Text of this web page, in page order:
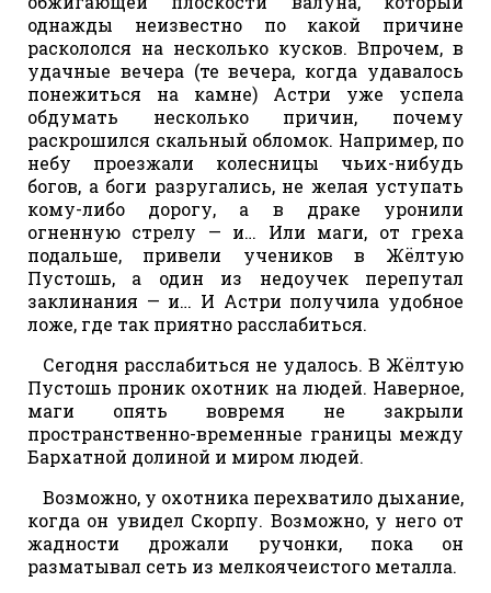
однажды неизвестно по какой причине
раскололся на несколько кусков. Впрочем, в
удачные вечера (те вечера, когда удавалось
понежиться на камне) Астри уже успела
обдумать несколько причин, почему
раскрошился скальный обломок. Например, по
небу проезжали колесницы чьих-нибудь
богов, а боги разругались, не желая уступать
кому-либо дорогу, а в драке уронили
огненную стрелу — и… Или маги, от греха
подальше, привели учеников в Жёлтую
Пустошь, а один из недоучек перепутал
заклинания — и… И Астри получила удобное
ложе, где так приятно расслабиться.
Сегодня расслабиться не удалось. В Жёлтую
Пустошь проник охотник на людей. Наверное,
маги опять вовремя не закрыли
пространственно-временные границы между
Бархатной долиной и миром людей.
Возможно, у охотника перехватило дыхание,
когда он увидел Скорпу. Возможно, у него от
жадности дрожали ручонки, пока он
разматывал сеть из мелкоячеистого металла.